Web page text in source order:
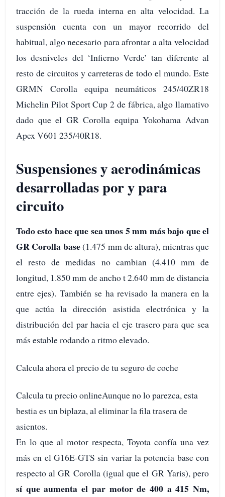
tracción de la rueda interna en alta velocidad. La
suspensión cuenta con un mayor recorrido del
habitual, algo necesario para afrontar a alta velocidad
los desniveles del ‘Infierno Verde’ tan diferente al
resto de circuitos y carreteras de todo el mundo. Este
GRMN Corolla equipa neumáticos 245/40ZR18
Michelin Pilot Sport Cup 2 de fábrica, algo llamativo
dado que el GR Corolla equipa Yokohama Advan
Apex V601 235/40R18.
Suspensiones y aerodinámicas
desarrolladas por y para
circuito
Todo esto hace que sea unos 5 mm más bajo que el
GR Corolla base(1.475 mm de altura), mientras que
el resto de medidas no cambian (4.410 mm de
longitud, 1.850 mm de ancho t 2.640 mm de distancia
entre ejes). También se ha revisado la manera en la
que actúa la dirección asistida electrónica y la
distribución del par hacia el eje trasero para que sea
más estable rodando a ritmo elevado.
Calcula ahora el precio de tu seguro de coche
Calcula tu precio onlineAunque no lo parezca, esta
bestia es un biplaza, al eliminar la fila trasera de
asientos.
En lo que al motor respecta, Toyota confía una vez
más en el G16E-GTS sin variar la potencia base con
respecto al GR Corolla (igual que el GR Yaris), pero
sí que aumenta el par motor de 400 a 415 Nm,